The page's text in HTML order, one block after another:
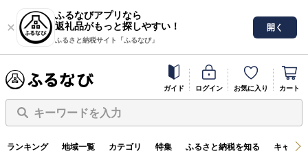
ふるなびアプリなら
返礼品がもっと探しやすい！
ふるさと納税サイト「ふるなび」
開く
ガイド ログイン お気に入り カート
キーワードを入力
ランキング 地域一覧 カテゴリ 特集 ふるさと納税を知る キャン